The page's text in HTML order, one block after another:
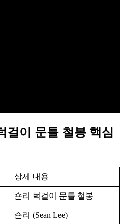
걸이 문틀 철봉 핵심
상세 내용
숀리 턱걸이 문틀 철봉
숀리 (Sean Lee)